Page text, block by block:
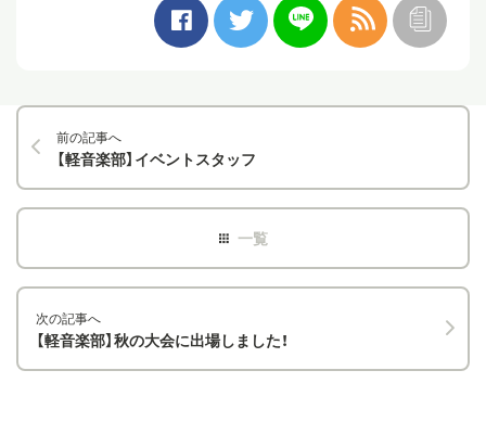
前の記事へ
【軽音楽部】イベントスタッフ
次の記事へ
【軽音楽部】秋の大会に出場しました！